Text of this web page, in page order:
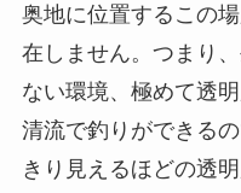
奥地に位置するこの
在しません。つまり
ない環境、極めて透
清流で釣りができる
きり見えるほどの透